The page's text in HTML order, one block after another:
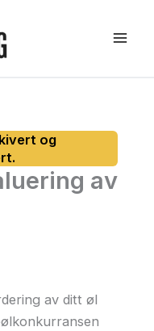
av
av ditt øl